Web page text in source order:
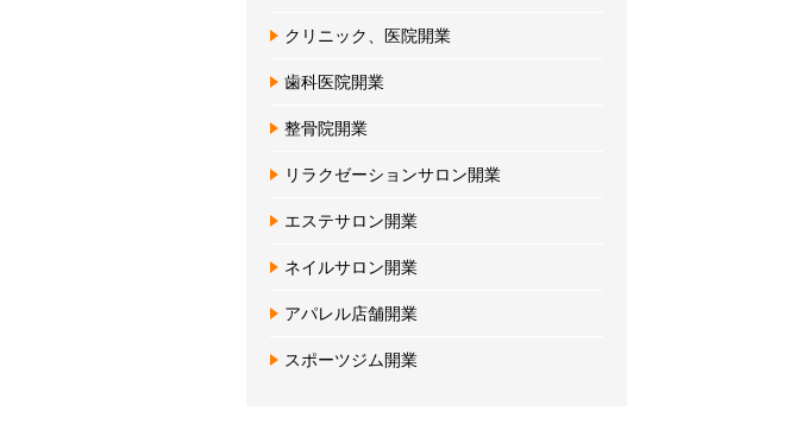
クリニック、医院開業
歯科医院開業
整骨院開業
リラクゼーションサロン開業
エステサロン開業
ネイルサロン開業
アパレル店舗開業
スポーツジム開業